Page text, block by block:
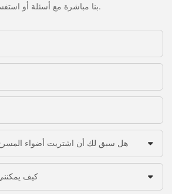
بنا مباشرة مع أسئلة أو استفسارات.
هل سبق لك أن اشتريت أضواء
كيف